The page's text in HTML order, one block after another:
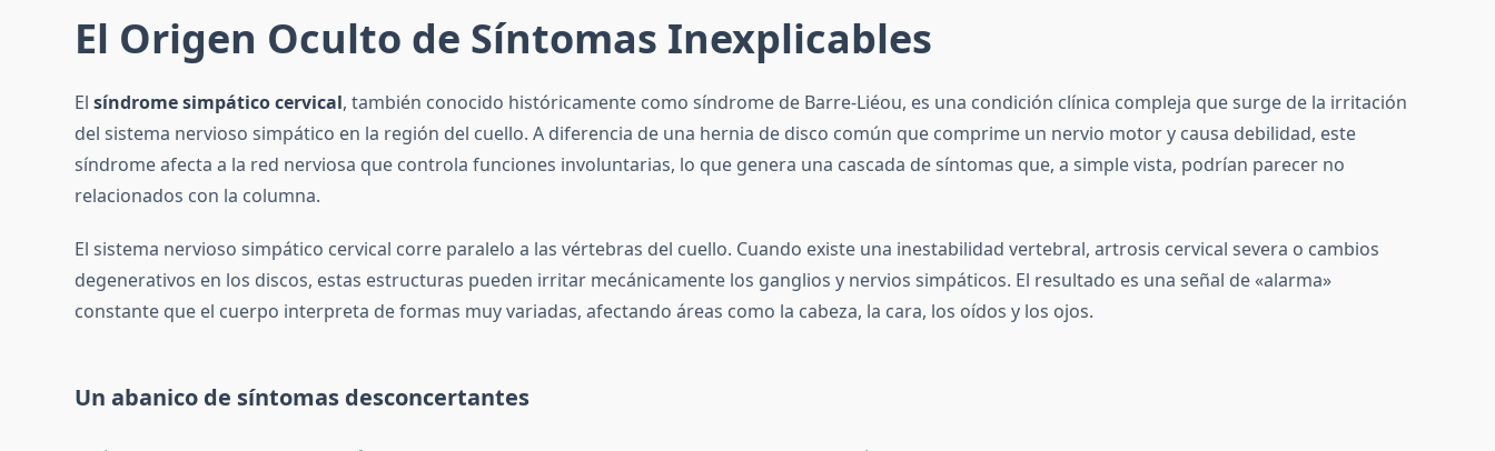
El Origen Oculto de Síntomas Inexplicables
Elsíndrome simpático cervical, también conocido históricamente como síndrome de Barre-Liéou, es una condición clínica compleja que surge de la irritación
del sistema nervioso simpático en la región del cuello. A diferencia de una hernia de disco común que comprime un nervio motor y causa debilidad, este
síndrome afecta a la red nerviosa que controla funciones involuntarias, lo que genera una cascada de síntomas que, a simple vista, podrían parecer no
relacionados con la columna.
El sistema nervioso simpático cervical corre paralelo a las vértebras del cuello. Cuando existe una inestabilidad vertebral, artrosis cervical severa o cambios
degenerativos en los discos, estas estructuras pueden irritar mecánicamente los ganglios y nervios simpáticos. El resultado es una señal de «alarma»
constante que el cuerpo interpreta de formas muy variadas, afectando áreas como la cabeza, la cara, los oídos y los ojos.
Un abanico de síntomas desconcertantes